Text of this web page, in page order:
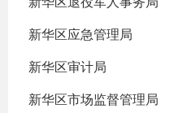
新华区应急管理局
新华区审计局
新华区市场监督管理局